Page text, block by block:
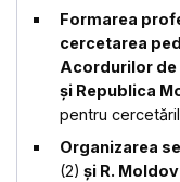
Formarea
cercetarea
Acordurilor de
și Republica
pentru
Organizarea
(2) și R.